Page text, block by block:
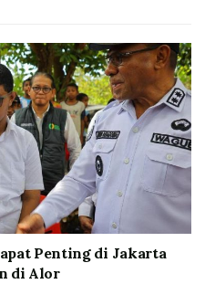
Penting di Jakarta
di Alor